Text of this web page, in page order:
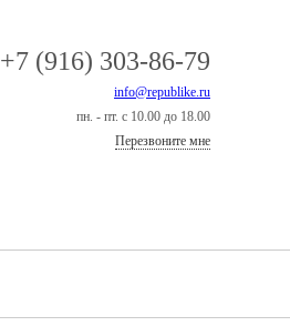
+7 (916) 303-86-79
info@republike.ru
пн. - пт. с 10.00 до 18.00
Перезвоните мне